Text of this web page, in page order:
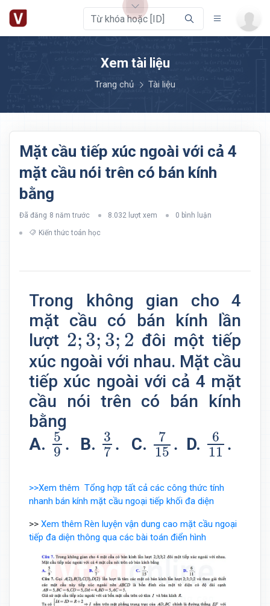
Xem tài liệu
Trang chủ Tài liệu
Mặt cầu tiếp xúc ngoài với cả 4
mặt cầu nói trên có bán kính
bằng
Đã đăng 8 năm trước 8.032 lượt xem 0 bình luận
Kiến thức toán học
Trong không gian cho 4
mặt cầu có bán kính lần
lượt 2; 3; 3; 2
2;3;3;2
đôi một tiếp
xúc ngoài với nhau. Mặt cầu
tiếp xúc ngoài với cả 4 mặt
cầu nói trên có bán kính
bằng
A. 5
9 .
59
B. 3
7 .
3
C.
7
15 .
715 .
D.
6
11 .
611
>>Xem thêm Tổng hợp tất cả các công thức tính
nhanh bán kính mặt cầu ngoại tiếp khối đa diện
>> Xem thêm Rèn luyện vận dung cao mặt cầu ngoại
tiếp đa diện thông qua các bài toán điển hình